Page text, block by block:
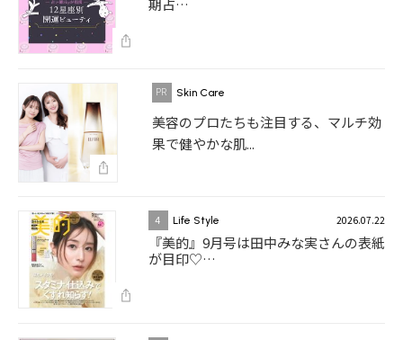
期占…
Skin Care
美容のプロたちも注目する、マルチ効
果で健やかな肌...
4 Life Style 2026.07.22
『美的』9月号は田中みな実さんの表紙
が目印♡…